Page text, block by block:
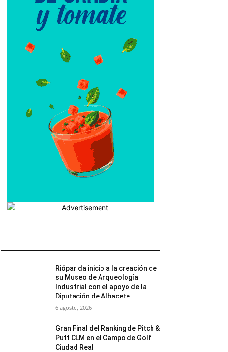
Riópar da inicio a la creación de
su Museo de Arqueología
Industrial con el apoyo de la
Diputación de Albacete
6 agosto, 2026
Gran Final del Ranking de Pitch &
Putt CLM en el Campo de Golf
Ciudad Real